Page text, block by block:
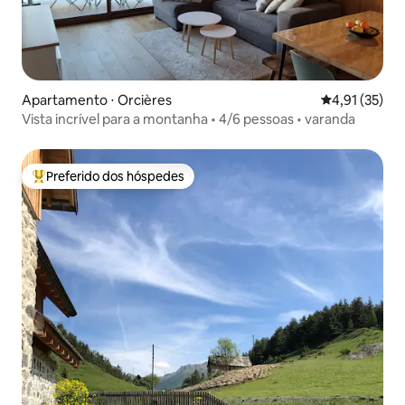
Apartamento ⋅ Orcières 4,91 de uma
4,91 (35)
Vista incrível para a montanha • 4/6 pessoas • varanda
Entre os melhores preferidos dos hóspedes
Preferido dos hóspedes